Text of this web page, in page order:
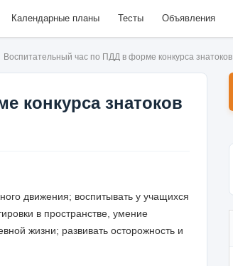
Календарные планы Тесты Объявления
Воспитательный час по ПДД в форме конкурса знатоков
конкурса знатоков
движения; воспитывать у учащихся
в пространстве, умение
жизни; развивать осторожность и